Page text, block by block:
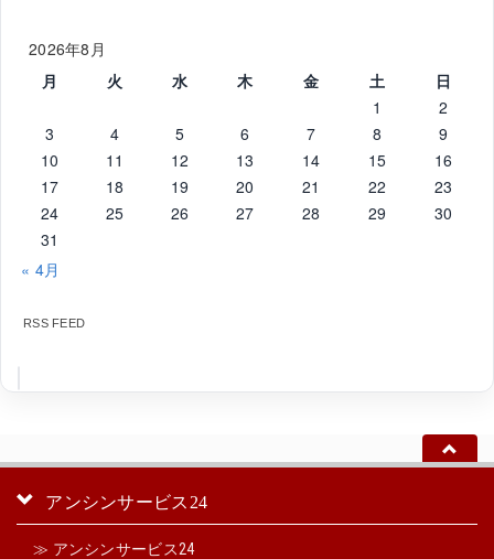
2026年8月
月
火 水 木 金 土 日
« 4月
1
2
3
4 5 6 7 8
9
10
11 12 13 14 15
16
17
18 19 20 21 22
23
24
25 26 27 28 29
30
31
RSS FEED
アンシンサービス24
≫ アンシンサービス24